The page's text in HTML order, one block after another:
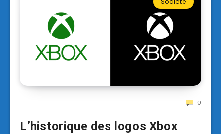
Société
0
L’historique des logos Xbox